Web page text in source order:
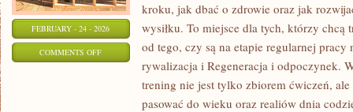
FEBRUARY - 24 - 2026
COMMENTS OFFON
PLANOWANIE
kroku, jak dbać o zdrowie oraz jak
wysiłku. To miejsce dla tych, którzy chcą
od tego, czy są na etapie regularnej pracy
rywalizacja i Regeneracja i odpoczynek.
trening nie jest tylko zbiorem ćwiczeń,
pasować do wieku oraz realiów dnia